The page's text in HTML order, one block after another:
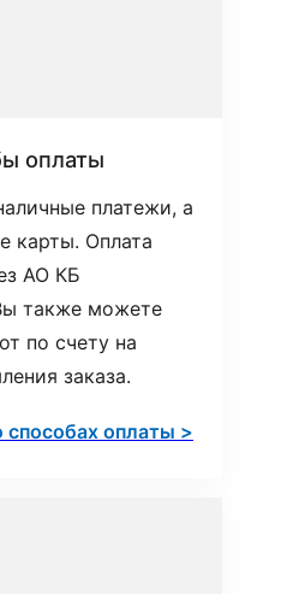
оплаты
платежи, а
карты. Оплата
АО КБ
также можете
по счету на
заказа.
способах оплаты >